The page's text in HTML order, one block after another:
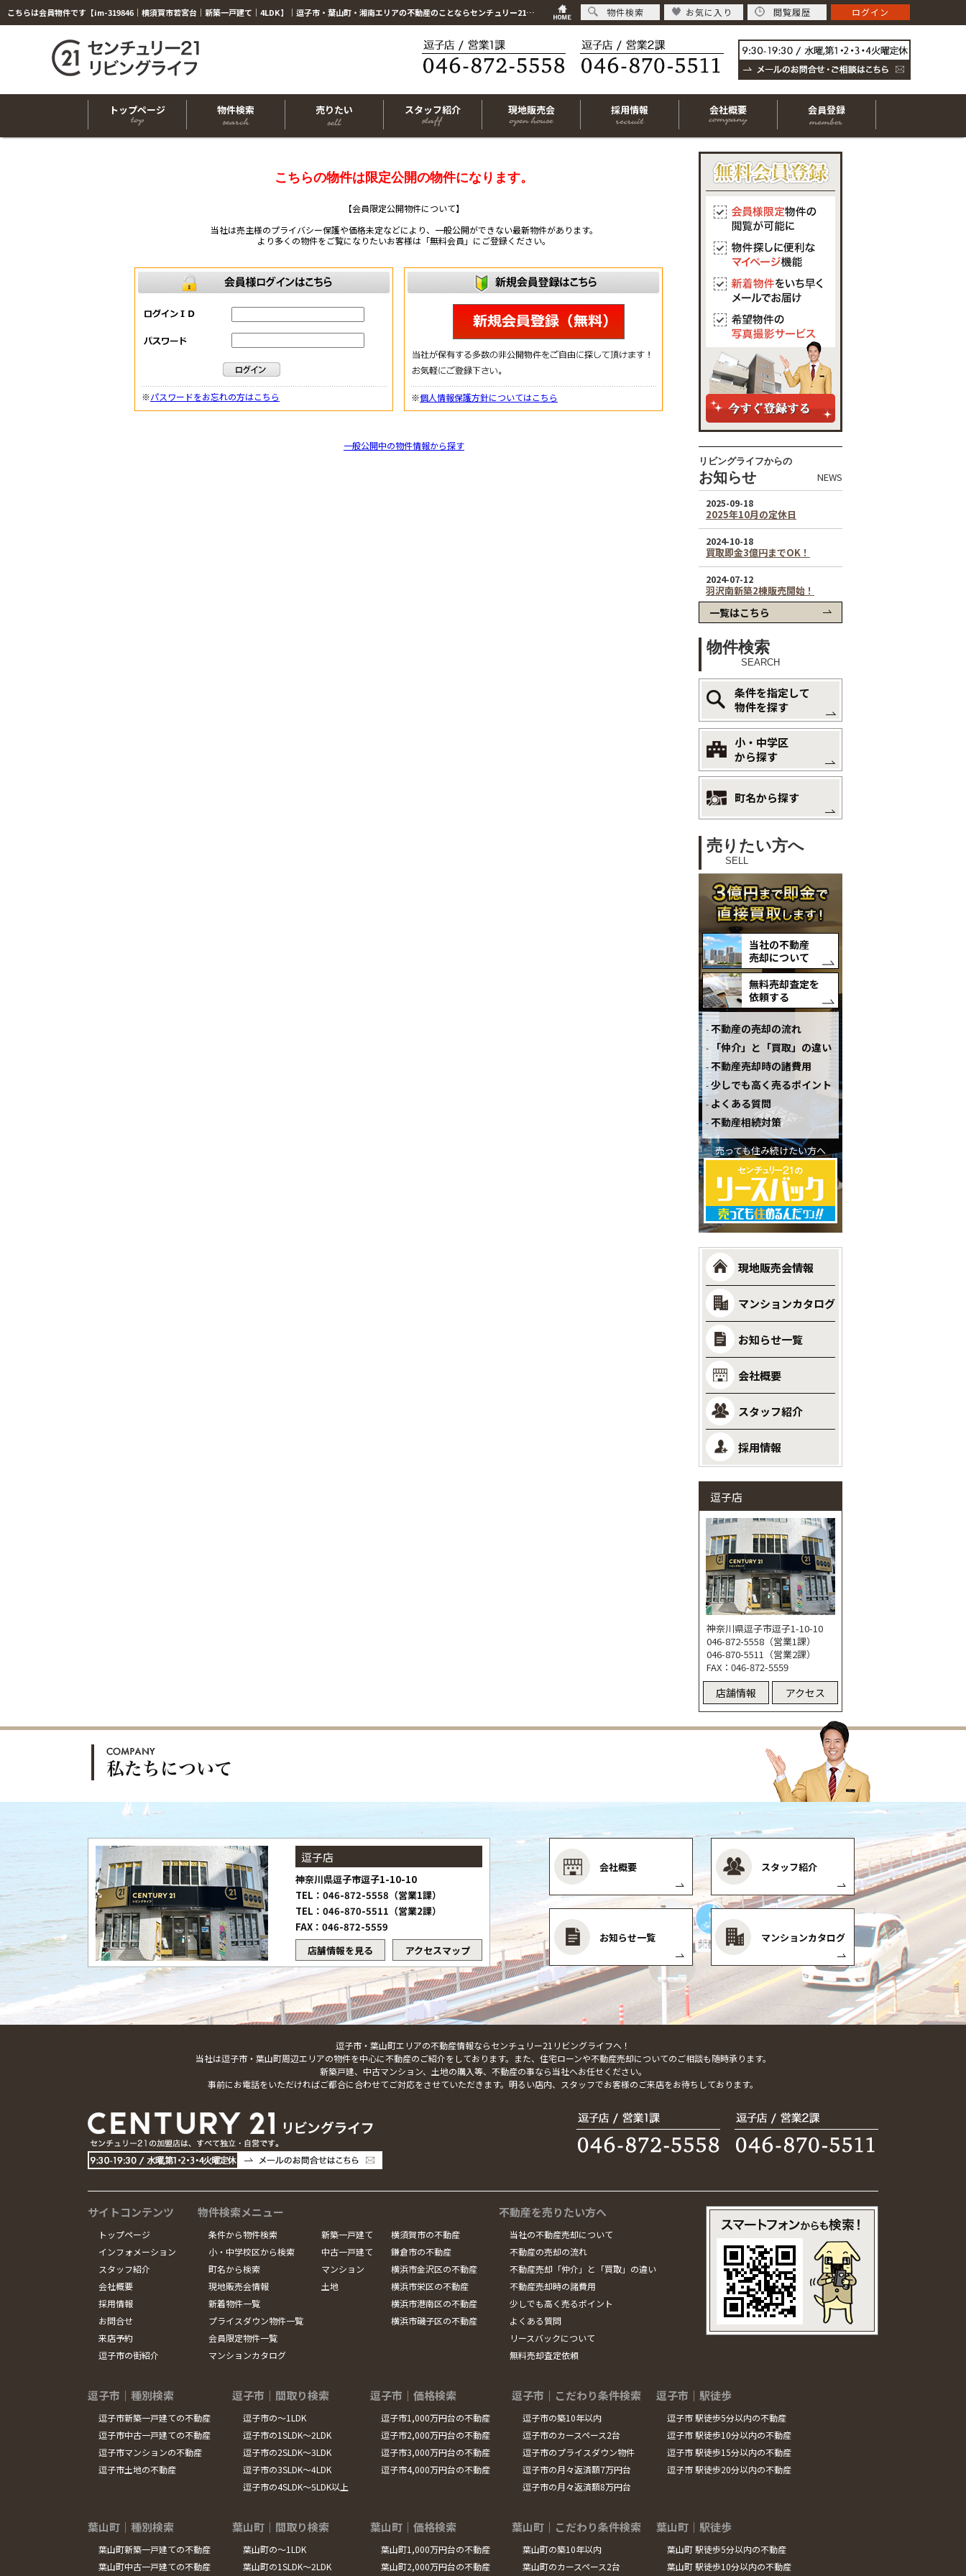
こちらは会員物件です【im-319846｜横須賀市若宮台｜新築一戸建て｜4LDK】｜逗子市・葉山町・湘南エリアの不動産のことならセンチュリー21リビングライフにお任せください！
トップページ 物件検索 売りたい スタッフ紹介 現地販売会 採用情報 会社概要 会員登録
こちらの物件は限定公開の物件になります。
【会員限定公開物件について】
当社は売主様のプライバシー保護や価格未定などにより、一般公開ができない最新物件があります。
より多くの物件をご覧になりたいお客様は「無料会員」にご登録ください。
※パスワードをお忘れの方はこちら ※個人情報保護方針についてはこちら
一般公開中の物件情報から探す
リビングライフからの
お知らせ NEWS
一覧はこちら
物件検索
SEARCH
条件を指定して
物件を探す
小・中学区
から探す
町名から探す
売りたい方へ
SELL
当社の不動産
売却について
無料売却査定を
依頼する
不動産の売却の流れ
「仲介」と「買取」の違い
不動産売却時の諸費用
少しでも高く売るポイント
よくある質問
不動産相続対策
売っても住み続けたい方へ
現地販売会情報
マンションカタログ
お知らせ一覧
会社概要
スタッフ紹介
採用情報
逗子店
神奈川県逗子市逗子1-10-10
046-872-5558（営業1課）
046-870-5511（営業2課）
FAX：046-872-5559
店舗情報 アクセス
逗子店
神奈川県逗子市逗子1-10-10
TEL：046-872-5558（営業1課）
TEL：046-870-5511（営業2課）
FAX：046-872-5559
店舗情報を見る
アクセスマップ
会社概要 スタッフ紹介
お知らせ一覧 マンションカタログ
逗子市・葉山町エリアの不動産情報ならセンチュリー21リビングライフへ！
当社は逗子市・葉山町周辺エリアの物件を中心に不動産のご紹介をしております。また、住宅ローンや不動産売却についてのご相談も随時承ります。
新築戸建、中古マンション、土地の購入等、不動産の事なら当社へお任せください。
事前にお電話をいただければご都合に合わせてご対応をさせていただきます。明るい店内、スタッフでお客様のご来店をお待ちしております。
サイトコンテンツ
トップページ
インフォメーション
スタッフ紹介
会社概要
採用情報
お問合せ
来店予約
逗子市の街紹介
物件検索メニュー
条件から物件検索
小・中学校区から検索
町名から検索
現地販売会情報
新着物件一覧
プライスダウン物件一覧
会員限定物件一覧
マンションカタログ
新築一戸建て
中古一戸建て
マンション
土地
横須賀市の不動産
鎌倉市の不動産
横浜市金沢区の不動産
横浜市栄区の不動産
横浜市港南区の不動産
横浜市磯子区の不動産
不動産を売りたい方へ
当社の不動産売却について
不動産の売却の流れ
不動産売却「仲介」と「買取」の違い
不動産売却時の諸費用
少しでも高く売るポイント
よくある質問
リースバックについて
無料売却査定依頼
逗子市｜種別検索
逗子市新築一戸建ての不動産
逗子市中古一戸建ての不動産
逗子市マンションの不動産
逗子市土地の不動産
逗子市｜間取り検索
逗子市の～1LDK
逗子市の1SLDK～2LDK
逗子市の2SLDK～3LDK
逗子市の3SLDK～4LDK
逗子市の4SLDK～5LDK以上
逗子市｜価格検索
逗子市1,000万円台の不動産
逗子市2,000万円台の不動産
逗子市3,000万円台の不動産
逗子市4,000万円台の不動産
逗子市｜こだわり条件検索
逗子市の築10年以内
逗子市のカースペース2台
逗子市のプライスダウン物件
逗子市の月々返済額7万円台
逗子市の月々返済額8万円台
逗子市｜駅徒歩
逗子市 駅徒歩5分以内の不動産
逗子市 駅徒歩10分以内の不動産
逗子市 駅徒歩15分以内の不動産
逗子市 駅徒歩20分以内の不動産
葉山町｜種別検索
葉山町新築一戸建ての不動産
葉山町中古一戸建ての不動産
葉山町｜間取り検索
葉山町の～1LDK
葉山町の1SLDK～2LDK
葉山町｜価格検索
葉山町1,000万円台の不動産
葉山町2,000万円台の不動産
葉山町｜こだわり条件検索
葉山町の築10年以内
葉山町のカースペース2台
葉山町｜駅徒歩
葉山町 駅徒歩5分以内の不動産
葉山町 駅徒歩10分以内の不動産
物件検索 お気に入り 閲覧履歴 ログイン